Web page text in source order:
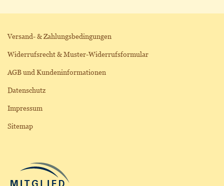
Versand- & Zahlungsbedingungen
Widerrufsrecht & Muster-Widerrufsformular
AGB und Kundeninformationen
Datenschutz
Impressum
Sitemap